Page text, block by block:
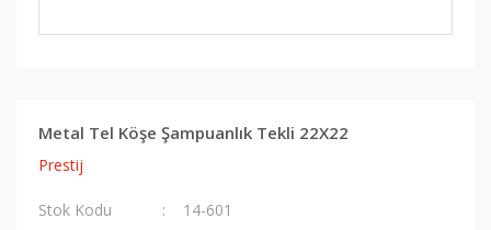
Metal Tel Köşe Şampuanlık Tekli 22X22
Prestij
Stok Kodu
14-601